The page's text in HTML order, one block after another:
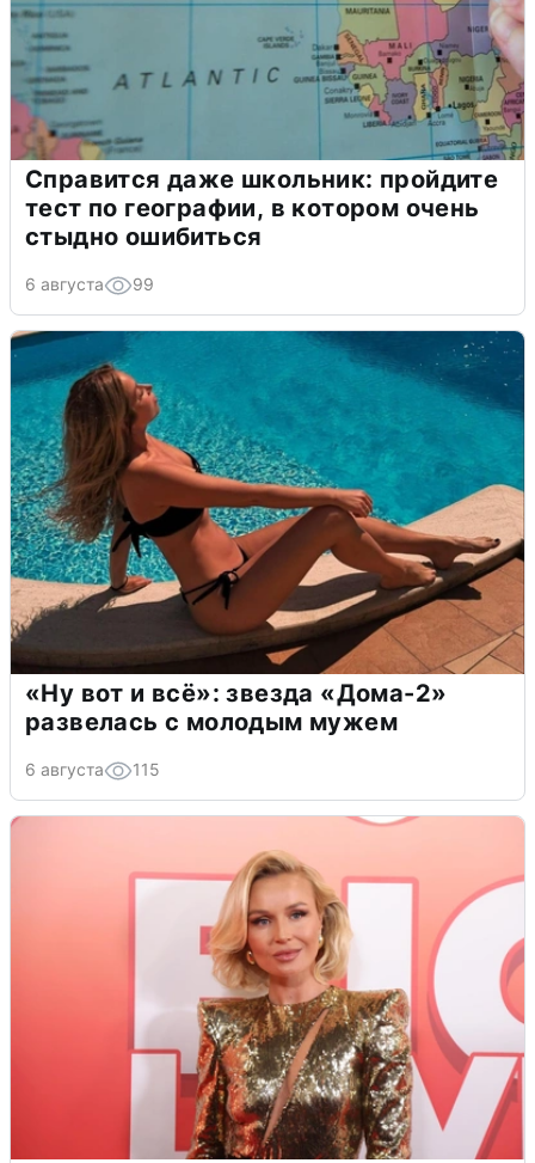
Справится даже школьник: пройдите
тест по географии, в котором очень
стыдно ошибиться
6 августа 99
«Ну вот и всё»: звезда «Дома-2»
развелась с молодым мужем
6 августа 115